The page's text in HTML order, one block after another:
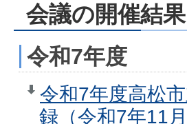
会議の開催結果
令和7年度
令和7年度高松
録（令和7年11